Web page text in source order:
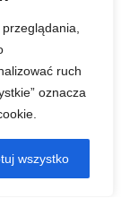
ruch
oznacza
wszystko